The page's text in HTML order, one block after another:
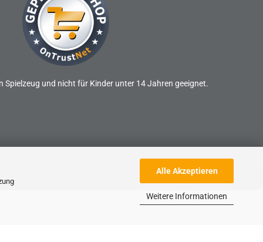
Alle Akzeptieren
Weitere Informationen
Spielzeug und nicht für Kinder unter 14 Jahren geeignet.